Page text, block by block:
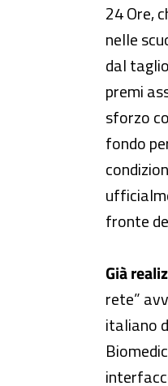
24 Ore,
nelle
dal
premi
sforzo
fondo
fronte
Già
rete”
italiano